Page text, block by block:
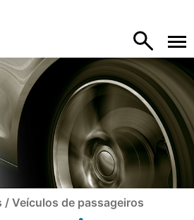
/ Veículos de passageiros